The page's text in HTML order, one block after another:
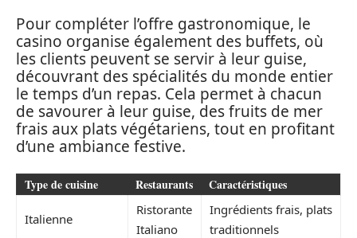
Pour compléter l’offre gastronomique, le
casino organise également des buffets, où
les clients peuvent se servir à leur guise,
découvrant des spécialités du monde entier
le temps d’un repas. Cela permet à chacun
de savourer à leur guise, des fruits de mer
frais aux plats végétariens, tout en profitant
d’une ambiance festive.
Type de cuisine Restaurants Caractéristiques
Italienne
Ristorante
Italiano
Ingrédients frais, plats
traditionnels